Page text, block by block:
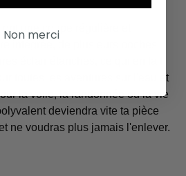
une coupe régulière et
intégrée, de plusieurs poches
éclair étanches, ce qui en fait
toutes les aventures sur l'eau et
la voile, la randonnée ou la vie
deviendra vite ta pièce
ne voudras plus jamais l'enlever.
Non merci